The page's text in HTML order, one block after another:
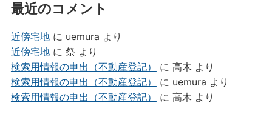
最近のコメント
近傍宅地に uemura より
近傍宅地に 祭 より
検索用情報の申出（不動産登記）
に 高木 より
検索用情報の申出（不動産登記）
に uemura より
検索用情報の申出（不動産登記）
に 高木 より